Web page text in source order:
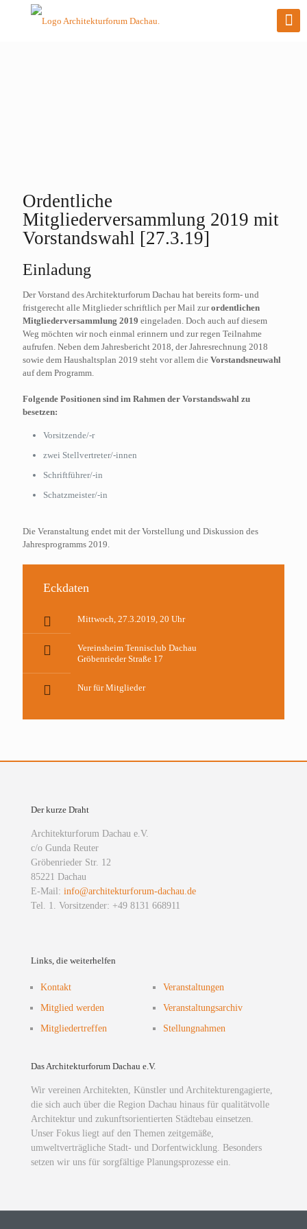
Ordentliche
Mitgliederversammlung 2019 mit
Vorstandswahl [27.3.19]
Einladung
Der Vorstand des Architekturforum Dachau hat bereits form- und
fristgerecht alle Mitglieder schriftlich per Mail zurordentlichen
Mitgliederversammlung 2019 eingeladen. Doch auch auf diesem
Weg möchten wir noch einmal erinnern und zur regen Teilnahme
aufrufen. Neben dem Jahresbericht 2018, der Jahresrechnung 2018
sowie dem Haushaltsplan 2019 steht vor allem die Vorstandsneuwahl
auf dem Programm.
Folgende Positionen sind im Rahmen der Vorstandswahl zu
besetzen:
Vorsitzende/-r
zwei Stellvertreter/-innen
Schriftführer/-in
Schatzmeister/-in
Die Veranstaltung endet mit der Vorstellung und Diskussion des
Jahresprogramms 2019.
Eckdaten
Mittwoch, 27.3.2019, 20 Uhr
Vereinsheim Tennisclub Dachau
Gröbenrieder Straße 17
Nur für Mitglieder
Der kurze Draht
Architekturforum Dachau e.V.
c/o Gunda Reuter
Gröbenrieder Str. 12
85221 Dachau
E-Mail: info@architekturforum-dachau.de
Tel. 1. Vorsitzender: +49 8131 668911
Links, die weiterhelfen
Kontakt
Mitglied werden
Mitgliedertreffen
Veranstaltungen
Veranstaltungsarchiv
Stellungnahmen
Das Architekturforum Dachau e.V.
Wir vereinen Architekten, Künstler und Architekturengagierte,
die sich auch über die Region Dachau hinaus für qualitätvolle
Architektur und zukunftsorientierten Städtebau einsetzen.
Unser Fokus liegt auf den Themen zeitgemäße,
umweltverträgliche Stadt- und Dorfentwicklung. Besonders
setzen wir uns für sorgfältige Planungsprozesse ein.